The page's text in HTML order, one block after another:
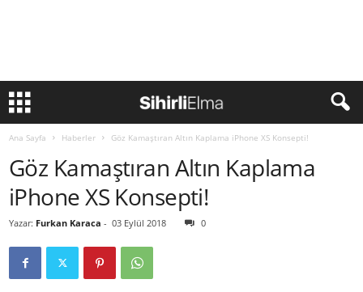
Ana Sayfa Haberler Göz Kamaştıran Altın Kaplama iPhone XS Konsepti!
Göz Kamaştıran Altın Kaplama
iPhone XS Konsepti!
Yazar: Furkan Karaca - 03 Eylül 2018 0